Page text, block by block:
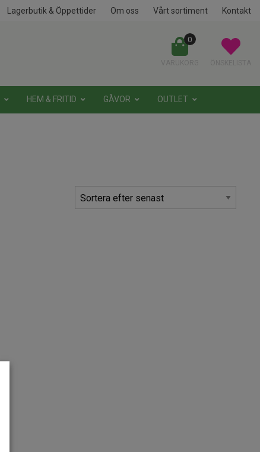
Lagerbutik & Öppettider Om oss Vårt sortiment Kontakt
0
HEM & FRITID GÅVOR OUTLET